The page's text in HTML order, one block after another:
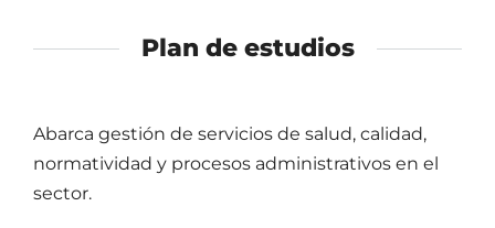
Plan de estudios
Abarca gestión de servicios de salud, calidad,
normatividad y procesos administrativos en el
sector.